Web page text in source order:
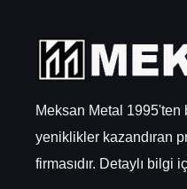
Meksan Metal 1995'ten
yeniklikler kazandıran
firmasıdır. Detaylı bilgi